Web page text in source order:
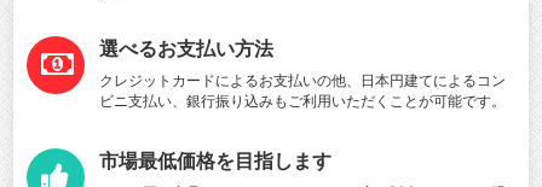
選べるお支払い方法
クレジットカードによるお支払いの他、日本円建てによるコン
ビニ支払い、銀行振り込みもご利用いただくことが可能です。
市場最低価格を目指します